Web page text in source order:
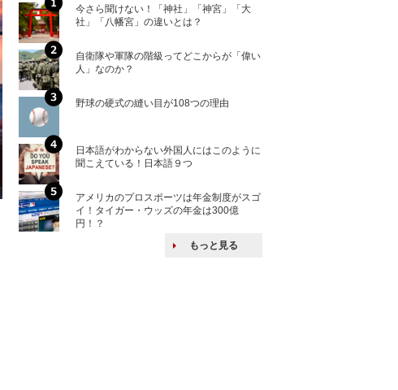
今さら聞けない！「神社」「神宮」「大
社」「八幡宮」の違いとは？
自衛隊や軍隊の階級ってどこからが「偉い
人」なのか？
野球の硬式の縫い目が108つの理由
日本語がわからない外国人にはこのように
聞こえている！日本語９つ
アメリカのプロスポーツは年金制度がスゴ
イ！タイガー・ウッズの年金は300億
円！？
もっと見る